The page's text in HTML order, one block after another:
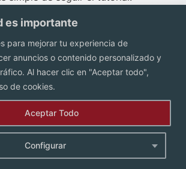
es importante
para mejorar tu experiencia de
anuncios o contenido personalizado y
Al hacer clic en "Aceptar todo",
de cookies.
Configurar
Aceptar Todo
Contacto
Aviso de Privacidad.